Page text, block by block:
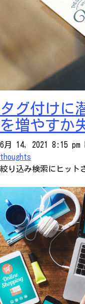
タグ付けに
を増やすか
6月 14, 2021 8:15 pm
thoughts
絞り込み検索にヒッ